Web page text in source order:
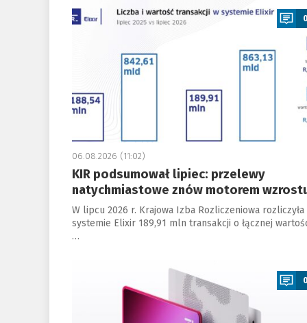
0
06.08.2026 (11:02)
KIR podsumował lipiec: przelewy
natychmiastowe znów motorem
W lipcu 2026 r. Krajowa Izba Rozliczeniowa rozliczyła
systemie Elixir 189,91 mln transakcji o łącznej
…
0